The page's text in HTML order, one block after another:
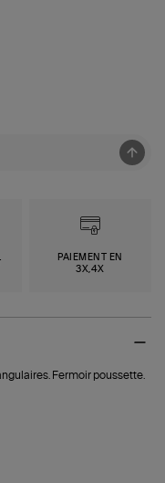
PAIEMENT EN
3X,4X
Fermoir poussette.